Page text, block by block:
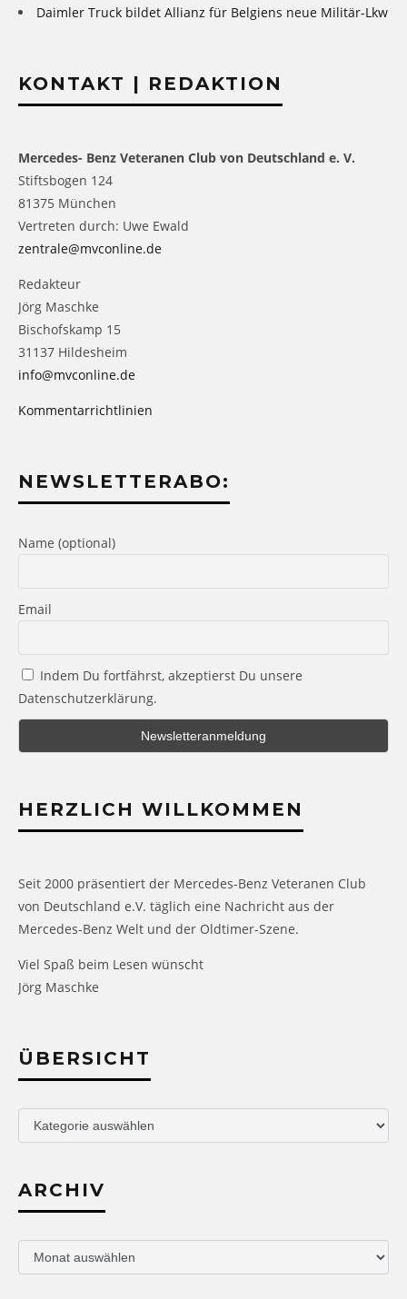
Daimler Truck bildet Allianz für Belgiens neue Militär-Lkw
KONTAKT | REDAKTION
Mercedes- Benz Veteranen Club von Deutschland e. V.
Stiftsbogen 124
81375 München
Vertreten durch: Uwe Ewald
zentrale@mvconline.de
Redakteur
Jörg Maschke
Bischofskamp 15
31137 Hildesheim
info@mvconline.de
Kommentarrichtlinien
NEWSLETTERABO:
Name (optional)
Email
Indem Du fortfährst, akzeptierst Du unsere
Datenschutzerklärung.
HERZLICH WILLKOMMEN
Seit 2000 präsentiert der Mercedes-Benz Veteranen Club
von Deutschland e.V. täglich eine Nachricht aus der
Mercedes-Benz Welt und der Oldtimer-Szene.
Viel Spaß beim Lesen wünscht
Jörg Maschke
ÜBERSICHT
Übersicht
ARCHIV
Archiv